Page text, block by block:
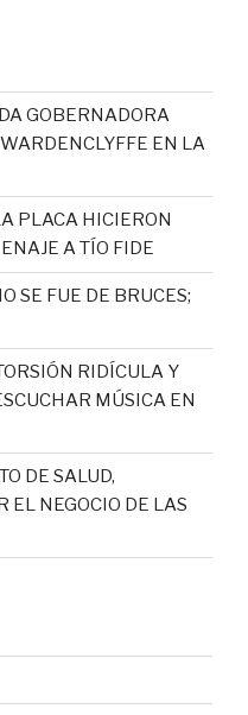
GOBERNADORA
EN LA
PLACA HICIERON
A TÍO FIDE
SE FUE DE BRUCES;
RIDÍCULA Y
MÚSICA EN
DE SALUD,
EL NEGOCIO DE LAS